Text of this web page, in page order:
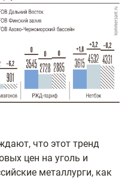
что этот тренд
цен на уголь и
металлурги, как